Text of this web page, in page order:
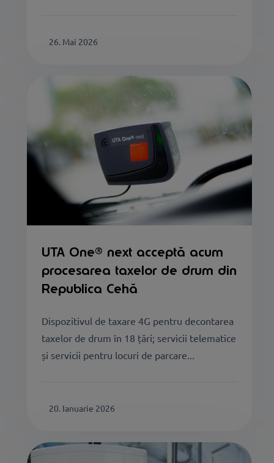
26. Mai 2026
UTA One® next acceptă acum
procesarea taxelor de drum din
Republica Cehă
Dispozitivul de taxare 4G pentru decontarea
taxelor de drum în 18 țări; servicii telematice
și servicii pentru locuri de parcare...
20. Ianuarie 2026